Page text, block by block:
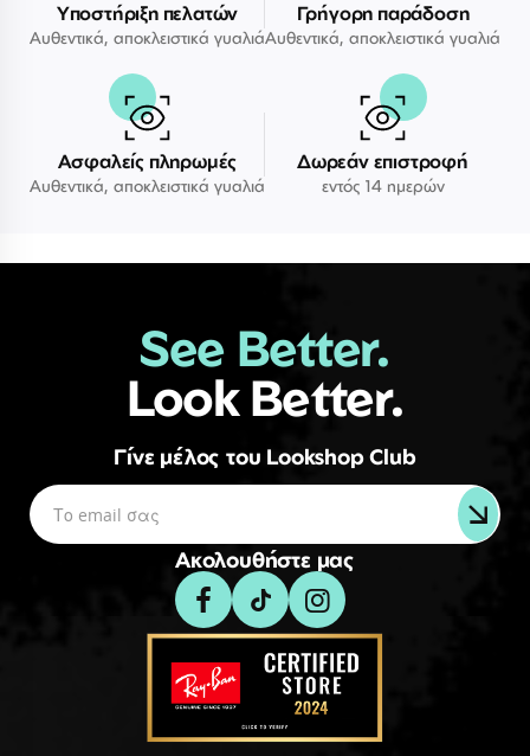
Υποστήριξη πελατών
Αυθεντικά, αποκλειστικά γυαλιά
Γρήγορη παράδοση
Αυθεντικά, αποκλειστικά γυαλιά
Ασφαλείς πληρωμές
Αυθεντικά, αποκλειστικά γυαλιά
Δωρεάν επιστροφή
εντός 14 ημερών
See Better.
Look Better.
Γίνε μέλος του Lookshop Club
Ακολουθήστε μας